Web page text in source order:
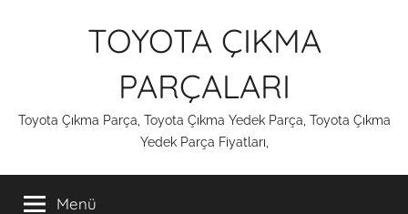
TOYOTA ÇIKMA
PARÇALARI
Toyota Çıkma Parça, Toyota Çıkma Yedek Parça, Toyota Çıkma
Yedek Parça Fiyatları,
Menü